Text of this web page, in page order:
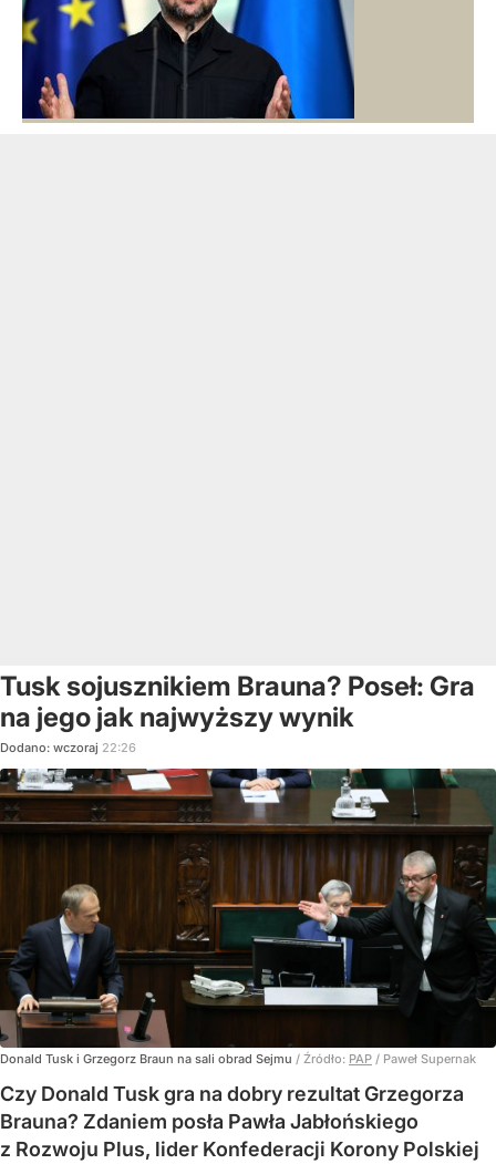
Tusk sojusznikiem Brauna? Poseł: Gra
na jego jak najwyższy wynik
Dodano: wczoraj 22:26
Donald Tusk i Grzegorz Braun na sali obrad Sejmu / Źródło: PAP / Paweł Supernak
Czy Donald Tusk gra na dobry rezultat Grzegorza
Brauna? Zdaniem posła Pawła Jabłońskiego
z Rozwoju Plus, lider Konfederacji Korony Polskiej